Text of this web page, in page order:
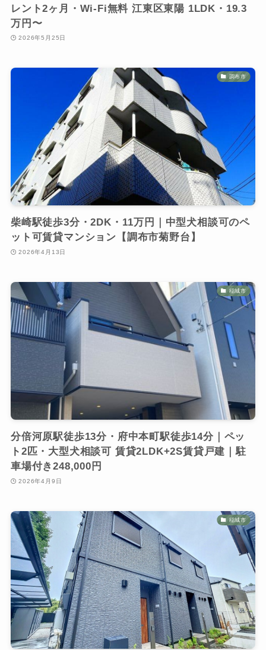
レント2ヶ月・Wi-Fi無料 江東区東陽 1LDK・19.3
万円〜
2026年5月25日
調布市
柴崎駅徒歩3分・2DK・11万円｜中型犬相談可のペ
ット可賃貸マンション【調布市菊野台】
2026年4月13日
稲城市
分倍河原駅徒歩13分・府中本町駅徒歩14分｜ペッ
ト2匹・大型犬相談可 賃貸2LDK+2S賃貸戸建｜駐
車場付き248,000円
2026年4月9日
稲城市